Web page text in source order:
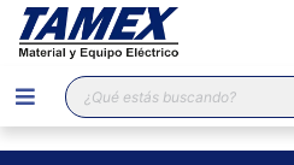
Búsqueda
de
productos